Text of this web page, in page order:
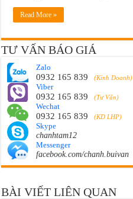
Read More »
TƯ VẤN BÁO GIÁ
Zalo
0932 165 839 (Kinh Doanh)
Viber
0932 165 839 (Tư Vấn)
Wechat
0932 165 839 (KD LHP)
Skype
chanhtam12
Messenger
facebook.com/chanh.buivan
BÀI VIẾT LIÊN QUAN